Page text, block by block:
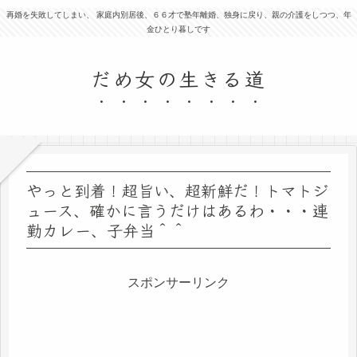
再婚を失敗してしまい、 家庭内別居後、６６才で塾年離婚、独身に戻り、親の介護をしつつ、年
金ひとり暮しです
だめ女の生きる道
やっと到着！超旨い、超新鮮だ！トマトジ
ュース、確かに言うだけはあるわ・・・連
勤カレー、子弁当＾＾
スポンサーリンク